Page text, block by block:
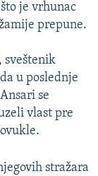
je vrhunac
prepune.
sveštenik
u poslednje
se
vlast pre
stražara